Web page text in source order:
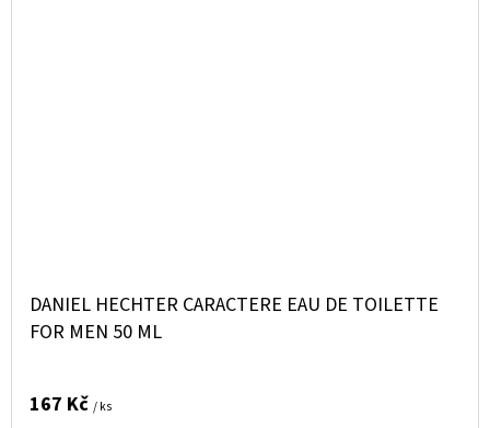
DANIEL HECHTER CARACTERE EAU DE TOILETTE
FOR MEN 50 ML
167 Kč / ks